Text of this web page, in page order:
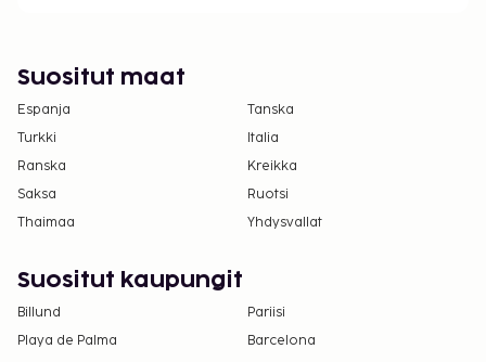
Suositut maat
Espanja
Tanska
Turkki
Italia
Ranska
Kreikka
Saksa
Ruotsi
Thaimaa
Yhdysvallat
Suositut kaupungit
Billund
Pariisi
Playa de Palma
Barcelona